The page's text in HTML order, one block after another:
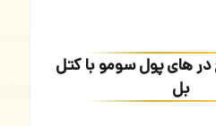
در های پول سومو با کتل
بل